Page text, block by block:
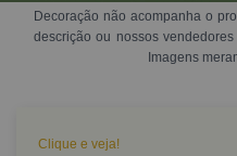
Decoração não acompanha o
descrição ou nossos
Imagens
Clique e veja!